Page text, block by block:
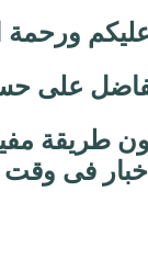
ورحمة
على
طريقة
فى